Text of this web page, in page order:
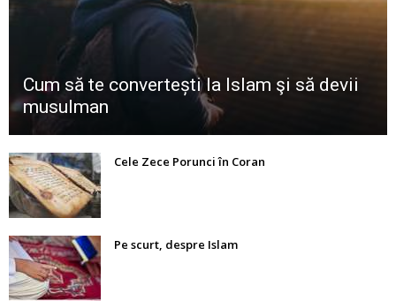
Cum să te convertești la Islam şi să devii
musulman
Cele Zece Porunci în Coran
Pe scurt, despre Islam